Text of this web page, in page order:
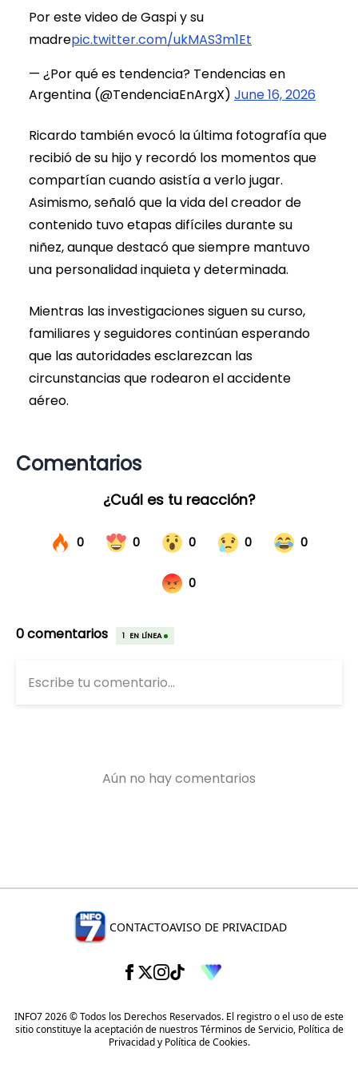
Por este video de Gaspi y su
madrepic.twitter.com/ukMAS3m1Et
— ¿Por qué es tendencia? Tendencias en
Argentina (@TendenciaEnArgX) June 16, 2026
Ricardo también evocó la última fotografía que
recibió de su hijo y recordó los momentos que
compartían cuando asistía a verlo jugar.
Asimismo, señaló que la vida del creador de
contenido tuvo etapas difíciles durante su
niñez, aunque destacó que siempre mantuvo
una personalidad inquieta y determinada.
Mientras las investigaciones siguen su curso,
familiares y seguidores continúan esperando
que las autoridades esclarezcan las
circunstancias que rodearon el accidente
aéreo.
Comentarios
CONTACTOAVISO DE PRIVACIDAD
INFO7 2026 © Todos los Derechos Reservados. El registro o el uso de este
sitio constituye la aceptación de nuestrosTérminos de Servicio, Política de
Privacidady Política de Cookies.